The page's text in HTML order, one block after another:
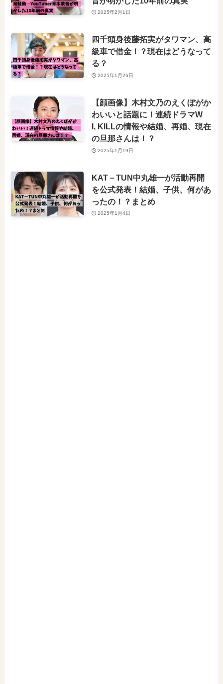
2025年2月1日
四千頭身後藤拓実がタワマン、高
級車で借金！？現在はどうなって
る？
2025年1月26日
【顔画像】木村文乃のえくぼがか
わいいと話題に！連続ドラマW
I, KILLの情報や結婚、再婚、現在
の旦那さんは！？
2025年1月19日
KAT－TUN中丸雄一が活動再開
を公式発表！結婚、子供、何があ
ったの！？まとめ
2025年1月4日